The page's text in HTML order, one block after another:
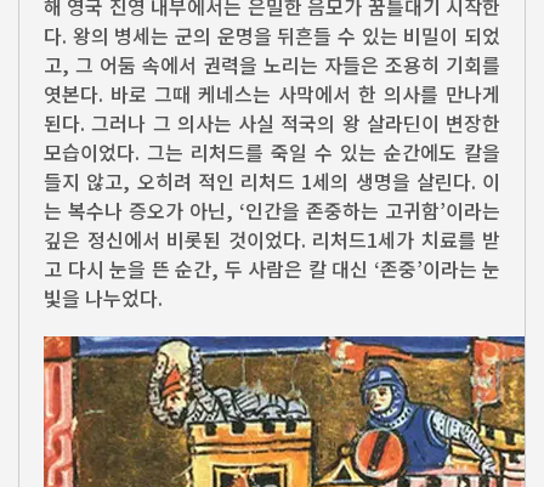
해 영국 진영 내부에서는 은밀한 음모가 꿈틀대기 시작한
다. 왕의 병세는 군의 운명을 뒤흔들 수 있는 비밀이 되었
고, 그 어둠 속에서 권력을 노리는 자들은 조용히 기회를
엿본다. 바로 그때 케네스는 사막에서 한 의사를 만나게
된다. 그러나 그 의사는 사실 적국의 왕 살라딘이 변장한
모습이었다. 그는 리처드를 죽일 수 있는 순간에도 칼을
들지 않고, 오히려 적인 리처드 1세의 생명을 살린다. 이
는 복수나 증오가 아닌, ‘인간을 존중하는 고귀함’이라는
깊은 정신에서 비롯된 것이었다. 리처드1세가 치료를 받
고 다시 눈을 뜬 순간, 두 사람은 칼 대신 ‘존중’이라는 눈
빛을 나누었다.